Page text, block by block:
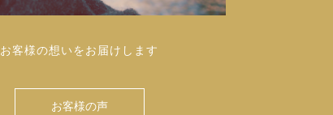
お客様の想いをお届けします
お客様の声